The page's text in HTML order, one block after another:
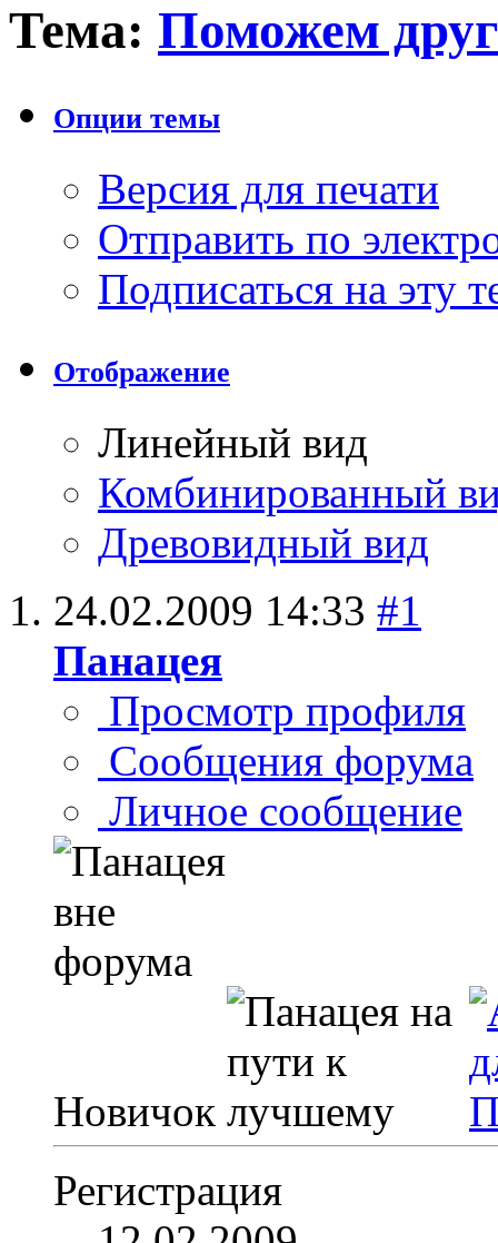
Тема: Поможем
Опции темы
Версия для печати
Отправить по
Подписаться на эту
Отображение
Линейный вид
Комбинированный
Древовидный вид
24.02.2009 14:33 #1
Панацея
Просмотр профиля
Сообщения форума
Личное сообщение
Новичок
Регистрация